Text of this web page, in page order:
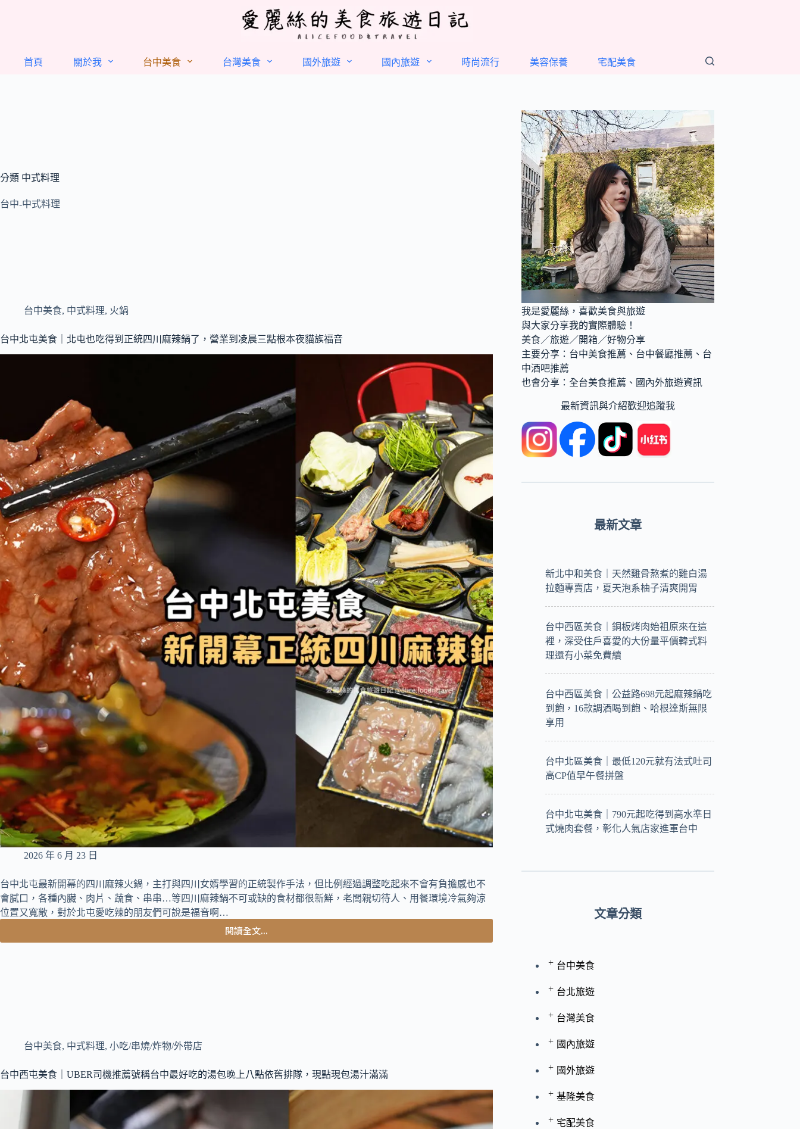
首頁 關於我 台中美食 台灣美食 國外旅遊 國內旅遊 時尚流行 美容保養 宅配美食
分類 中式料理
台中-中式料理
台中美食, 中式料理, 火鍋
台中北屯美食｜北屯也吃得到正統四川麻辣鍋了，營業到凌晨三點根本夜貓族福音
2026 年 6 月 23 日
台中北屯最新開幕的四川麻辣火鍋，主打與四川女婿學習的正統製作手法，但比例經過調整吃起來不會有負擔感也不
會膩口，各種內臟、肉片、蔬食、串串…等四川麻辣鍋不可或缺的食材都很新鮮，老闆親切待人、用餐環境冷氣夠涼
位置又寬敞，對於北屯愛吃辣的朋友們可說是福音啊…
閱讀全文...
台
得
台中美食, 中式料理, 小吃/串燒/炸物/外帶店
台中西屯美食｜UBER司機推薦號稱台中最好吃的湯包晚上八點依舊排隊，現點現包湯汁滿滿
我是愛麗絲，喜歡美食與旅遊
與大家分享我的實際體驗！
美食／旅遊／開箱／好物分享
主要分享：台中美食推薦、台中餐廳推薦、台
中酒吧推薦
也會分享：全台美食推薦、國內外旅遊資訊
最新資訊與介紹歡迎追蹤我
最新文章
新北中和美食｜天然雞骨熬煮的雞白湯
拉麵專賣店，夏天泡系柚子清爽開胃
台中西區美食｜銅板烤肉始祖原來在這
裡，深受住戶喜愛的大份量平價韓式料
理還有小菜免費續
台中西區美食｜公益路698元起麻辣鍋吃
到飽，16款調酒喝到飽、哈根達斯無限
享用
台中北區美食｜最低120元就有法式吐司
高CP值早午餐拼盤
台中北屯美食｜790元起吃得到高水準日
式燒肉套餐，彰化人氣店家進軍台中
文章分類
+ 台中美食
+ 台北旅遊
+ 台灣美食
+ 國內旅遊
+ 國外旅遊
+ 基隆美食
+ 宅配美食